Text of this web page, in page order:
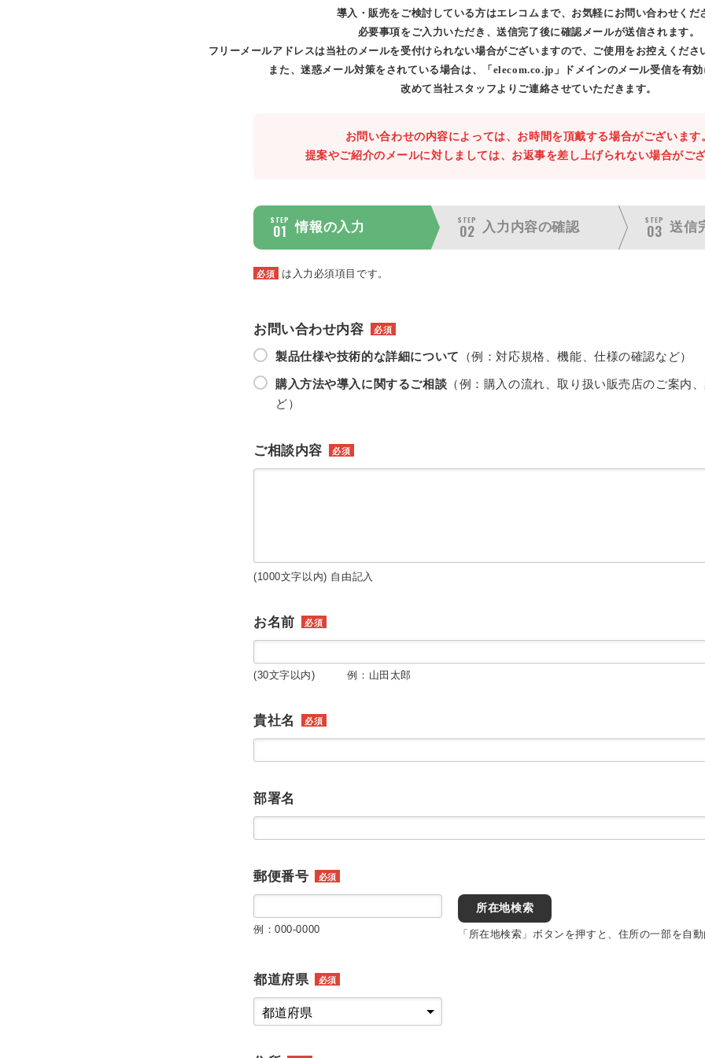
導入・販売をご検討している方はエレコムまで、お気軽にお問い合わせくだ
必要事項をご入力いただき、送信完了後に確認メールが送信されます。
フリーメールアドレスは当社のメールを受付けられない場合がございますので、ご使用をお控えくださ
また、迷惑メール対策をされている場合は、「elecom.co.jp」ドメインのメール受信を有効
改めて当社スタッフよりご連絡させていただきます。
お問い合わせの内容によっては、お時間を頂戴する場合がございます
提案やご紹介のメールに対しましては、お返事を差し上げられない場合がござ
STEP
01 情報の入力
STEP
02 入力内容の確認
STEP
03 送信
必須 は入力必須項目です。
お問い合わせ内容 必須
製品仕様や技術的な詳細について （例：対応規格、機能、仕様の確認など）
購入方法や導入に関するご相談 （例：購入の流れ、取り扱い販売店のご案内
ど）
ご相談内容 必須
(1000文字以内) 自由記入
お名前 必須
(30文字以内) 例：山田太郎
貴社名 必須
部署名
郵便番号 必須
例：000-0000
所在地検索
「所在地検索」ボタンを押すと、住所の一部を自動
都道府県 必須